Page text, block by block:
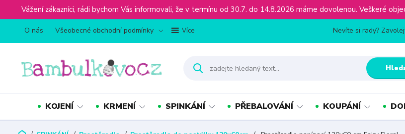
Vážení zákazníci, rádi bychom Vás informovali, že v termínu od 30.7. do 14.8.2026 máme dovolenou. Veškeré
O nás Všeobecné obchodní podmínky Více Nevíte si rady?
KOJENÍ KRMENÍ SPINKÁNÍ PŘEBALOVÁNÍ KOUPÁNÍ